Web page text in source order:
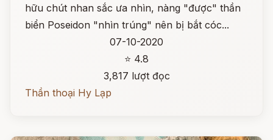
hữu chút nhan sắc ưa nhìn, nàng "được" thần
biển Poseidon "nhìn trúng" nên bị bắt cóc...
07-10-2020
⭐ 4.8
3,817 lượt đọc
Thần thoại Hy Lạp